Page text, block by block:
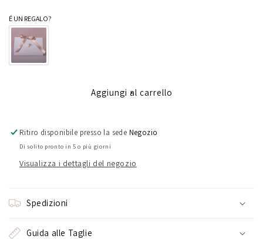
Orecchini
100
cuori
É UN REGALO?
Aggiungi al carrello
Ritiro disponibile presso la sede Negozio
Di solito pronto in 5 o più giorni
Visualizza i dettagli del negozio
Spedizioni
Guida alle Taglie